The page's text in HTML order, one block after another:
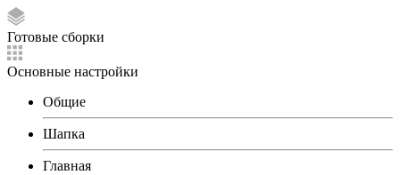
Готовые сборки
Основные настройки
Общие
Шапка
Главная